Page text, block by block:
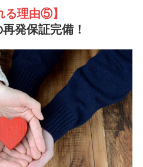
る理由⑤】
発保証完備！